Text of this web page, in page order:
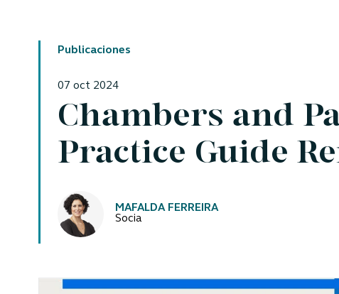
Publicaciones
07 oct 2024
Chambers and
Practice Guide
AutoresMAFALDA FERREIRA
Socia